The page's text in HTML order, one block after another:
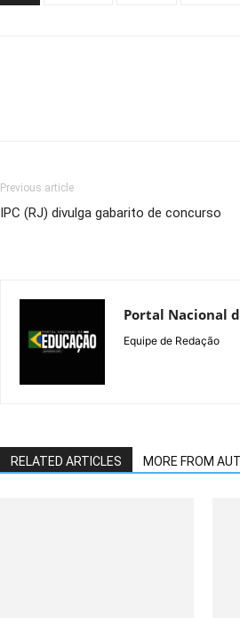
Previous article
IPC (RJ) divulga gabarito de concurso
Portal Nacional
Equipe de Redação
RELATED ARTICLES MORE FROM